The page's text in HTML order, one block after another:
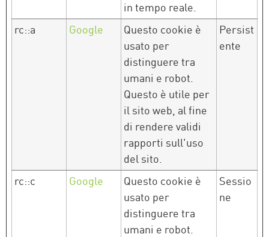
in tempo reale.
rc::a Google
Questo cookie è
usato per
distinguere tra
umani e robot.
Questo è utile per
il sito web, al fine
di rendere validi
rapporti sull'uso
del sito.
Persist
ente
rc::c Google
Questo cookie è
usato per
distinguere tra
umani e robot.
Sessio
ne